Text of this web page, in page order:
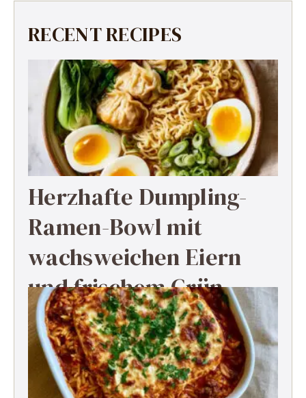
RECENT RECIPES
Herzhafte Dumpling-
Ramen-Bowl mit
wachsweichen Eiern
und frischem Grün